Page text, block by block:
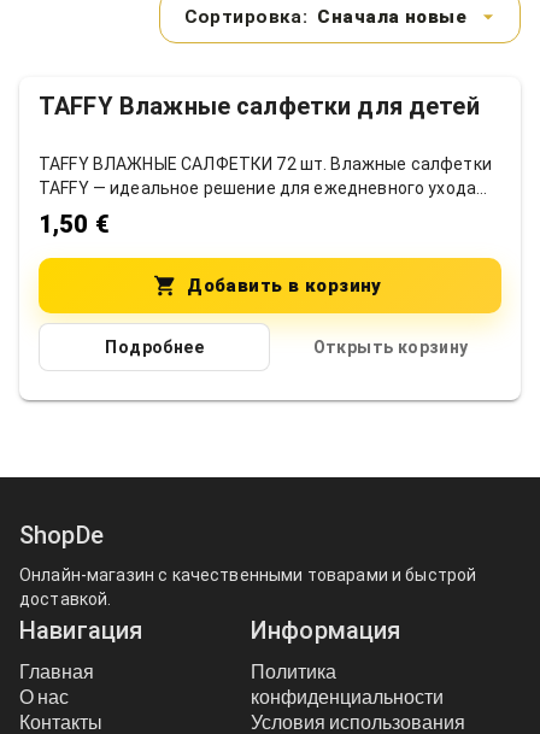
Сортировка: Сначала новые
TAFFY Влажные салфетки для детей
TAFFY ВЛАЖНЫЕ САЛФЕТКИ 72 шт. Влажные салфетки
TAFFY — идеальное решение для ежедневного ухода
за младенцами и детьми. Их мягкая формула
разработана с учетом чувствительной детской кожи,
обеспечивая эффективное очищение без
раздражения. Особенности продукта: Безопасны для
детской кожи — гипоаллергенные, не содержат спирта
и парабенов Увлажняют и успокаивают — обогащены
смягчающими компонентами, защищающими кожу от
раздражает малыша Удобная упаковка — 72 салфетки,
продукт для всей семьи. Гипоаллергенная формула
эффективное очищение без раздражений.
Универсальное применение: ✔ Для детей — смена
подгузников, мытьё рук, лица и тела ✔ Для взрослых —
освежение рук, лица и кожи в течение дня ✔ В дороге
— удобно в машине, самолёте или на прогулке ✔ На
работе и в школе — быстрая очистка рук и предметов
✔ Снятие макияжа — деликатное очищение
чувствительной кожи лица ✔ Удаление мелких
загрязнений — вытирание рук после еды, протирка
1,50 €
Добавить в корзину
Подробнее Открыть корзину
ShopDe
Онлайн-магазин с качественными товарами и быстрой
доставкой.
Навигация
Главная
О нас
Контакты
Информация
Политика
конфиденциальности
Условия использования